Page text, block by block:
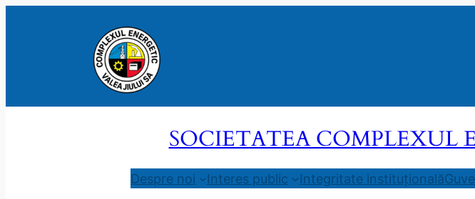
SOCIETATEA COMPLEXUL
Despre noi Interes public Integritate instituțională